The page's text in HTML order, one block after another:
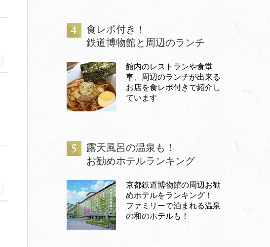
食レポ付き！
鉄道博物館と周辺のランチ
館内のレストランや食堂
車、周辺のランチが出来る
お店を食レポ付きで紹介し
ています
露天風呂の温泉も！
お勧めホテルランキング
京都鉄道博物館の周辺お勧
めホテルをランキング！
ファミリーで泊まれる温泉
の和のホテルも！